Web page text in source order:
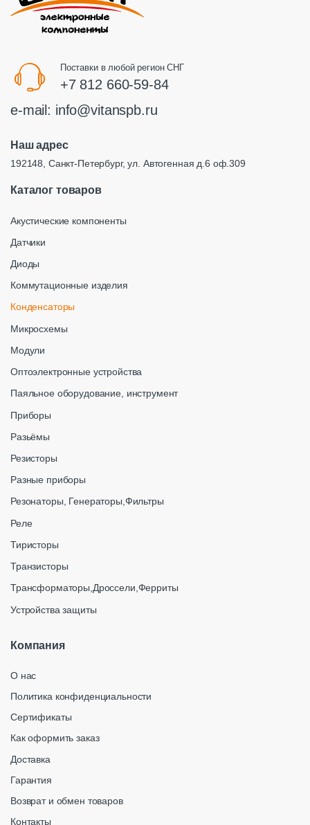
Поставки в любой регион СНГ
+7 812 660-59-84
e-mail: info@vitanspb.ru
Наш адрес
192148, Санкт-Петербург, ул. Автогенная д.6 оф.309
Каталог товаров
Акустические компоненты
Датчики
Диоды
Коммутационные изделия
Конденсаторы
Микросхемы
Модули
Оптоэлектронные устройства
Паяльное оборудование, инструмент
Приборы
Разьёмы
Резисторы
Разные приборы
Резонаторы, Генераторы,Фильтры
Реле
Тиристоры
Транзисторы
Трансформаторы,Дроссели,Ферриты
Устройства защиты
Компания
О нас
Политика конфиденциальности
Сертификаты
Как оформить заказ
Доставка
Гарантия
Возврат и обмен товаров
Контакты